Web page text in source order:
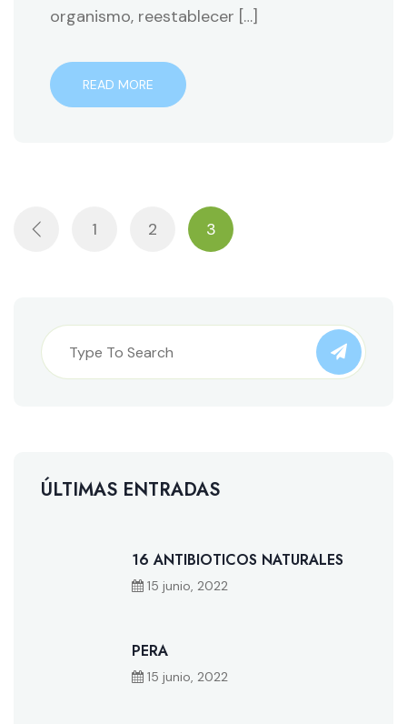
organismo, reestablecer […]
READ MORE
1 2 3
ÚLTIMAS ENTRADAS
16 ANTIBIOTICOS NATURALES
15 junio, 2022
PERA
15 junio, 2022